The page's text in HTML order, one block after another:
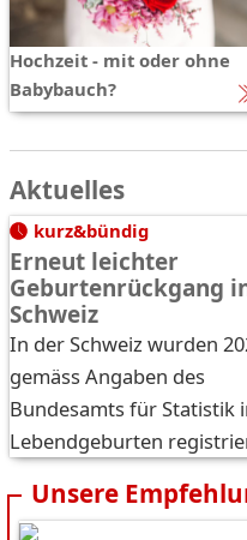
Hochzeit - mit oder ohne
Babybauch?
Aktuelles
kurz&bündig
Erneut leichter
Geburtenrückgang
Schweiz
In der Schweiz wurden
gemäss Angaben des
Bundesamts für Statistik
Lebendgeburten
Unsere